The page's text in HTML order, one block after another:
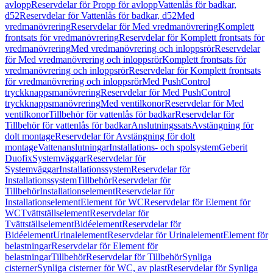
avloppReservdelar för Propp för avloppVattenlås för badkar,
d52Reservdelar för Vattenlås för badkar, d52Med
vredmanövreringReservdelar för Med vredmanövreringKomplett
frontsats för vredmanövreringReservdelar för Komplett frontsats för
vredmanövreringMed vredmanövrering och inloppsrörReservdelar
för Med vredmanövrering och inloppsrörKomplett frontsats för
vredmanövrering och inloppsrörReservdelar för Komplett frontsats
för vredmanövrering och inloppsrörMed PushControl
tryckknappsmanövreringReservdelar för Med PushControl
tryckknappsmanövreringMed ventilkonorReservdelar för Med
ventilkonorTillbehör för vattenlås för badkarReservdelar för
Tillbehör för vattenlås för badkarAnslutningssatsAvstängning för
dolt montageReservdelar för Avstängning för dolt
montageVattenanslutningarInstallations- och spolsystemGeberit
DuofixSystemväggarReservdelar för
SystemväggarInstallationssystemReservdelar för
InstallationssystemTillbehörReservdelar för
TillbehörInstallationselementReservdelar för
InstallationselementElement för WCReservdelar för Element för
WCTvättställselementReservdelar för
TvättställselementBidéelementReservdelar för
BidéelementUrinalelementReservdelar för UrinalelementElement för
belastningarReservdelar för Element för
belastningarTillbehörReservdelar för TillbehörSynliga
cisternerSynliga cisterner för WC, av plastReservdelar för Synliga